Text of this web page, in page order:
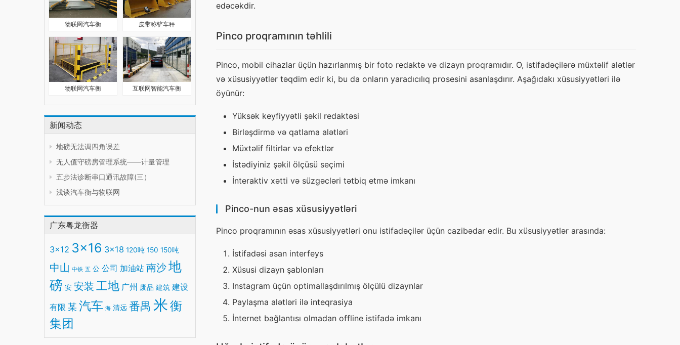
物联网汽车衡 皮带称铲车秤
物联网汽车衡 互联网智能汽车衡
新闻动态
地磅无法调四角误差
无人值守磅房管理系统——计量管理
五步法诊断串口通讯故障(三）
浅谈汽车衡与物联网
广东粤龙衡器
3x12 3x16 3x18 120吨 150 150吨
中山 中铁 五 公 公司 加油站 南沙地
磅 安 安装 工地 广州 废品 建筑 建设
有限 某 汽车 海 清远 番禺 米衡
集团
edəcəkdir.
Pinco proqramının təhlili
Pinco, mobil cihazlar üçün hazırlanmış bir foto redaktə və dizayn proqramıdır. O, istifadəçilərə müxtəlif alətlər
və xüsusiyyətlər təqdim edir ki, bu da onların yaradıcılıq prosesini asanlaşdırır. Aşağıdakı xüsusiyyətləri ilə
öyünür:
Yüksək keyfiyyətli şəkil redaktəsi
Birləşdirmə və qatlama alətləri
Müxtəlif filtirlər və efektlər
İstədiyiniz şəkil ölçüsü seçimi
İnteraktiv xətti və süzgəcləri tətbiq etmə imkanı
Pinco-nun əsas xüsusiyyətləri
Pinco proqramının əsas xüsusiyyətləri onu istifadəçilər üçün cazibədar edir. Bu xüsusiyyətlər arasında:
İstifadəsi asan interfeys
Xüsusi dizayn şablonları
Instagram üçün optimallaşdırılmış ölçülü dizaynlar
Paylaşma alətləri ilə inteqrasiya
İnternet bağlantısı olmadan offline istifadə imkanı